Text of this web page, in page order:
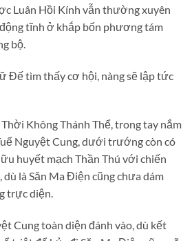
Luân Hồi Kính vẫn thường xuyên
tĩnh ở khắp bốn phương tám
bộ.
Đế tìm thấy cơ hội, nàng sẽ lập tức
Không Thánh Thể, trong tay nắm
Nguyệt Cung, dưới trướng còn có
huyết mạch Thần Thú với chiến
là Săn Ma Điện cũng chưa dám
trực diện.
Cung toàn diện đánh vào, dù kết